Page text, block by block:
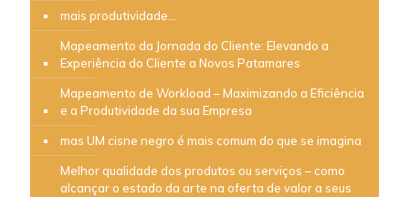
mais produtividade…
Mapeamento da Jornada do Cliente: Elevando a
Experiência do Cliente a Novos Patamares
Mapeamento de Workload – Maximizando a Eficiência
e a Produtividade da sua Empresa
mas UM cisne negro é mais comum do que se imagina
Melhor qualidade dos produtos ou serviços – como
alcançar o estado da arte na oferta de valor a seus